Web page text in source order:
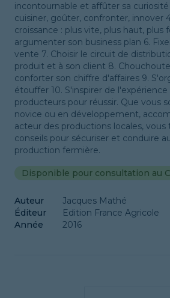
incontournable et affûter sa curiosité
cuisiner, goûter, confronter, innover
croissance : plus vite, plus haut, plus
argumenter son business plan 6.
vente 7. Choisir le circuit de
produit et à son client 8.
conforter son chiffre d'affaires 9.
étouffer 10. S'inspirer de
producteurs pour réussir. Que vous
novice ou en développement,
acteur des productions locales,
conseils pour sécuriser et conduire
production fermière.
Disponible pour consultation au
Auteur
Jacques Mathé
Éditeur
Edition France Agricole
Année
2016